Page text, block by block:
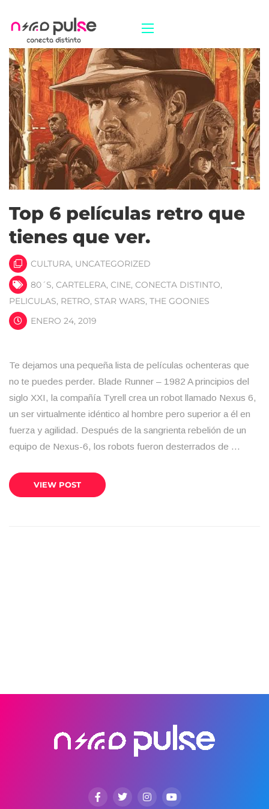
Top 6 películas retro que
tienes que ver.
CULTURA, UNCATEGORIZED
80´S, CARTELERA, CINE, CONECTA DISTINTO,
PELICULAS, RETRO, STAR WARS, THE GOONIES
ENERO 24, 2019
Te dejamos una pequeña lista de películas ochenteras que
no te puedes perder. Blade Runner – 1982 A principios del
siglo XXI, la compañía Tyrell crea un robot llamado Nexus 6,
un ser virtualmente idéntico al hombre pero superior a él en
fuerza y agilidad. Después de la sangrienta rebelión de un
equipo de Nexus-6, los robots fueron desterrados de …
VIEW POST